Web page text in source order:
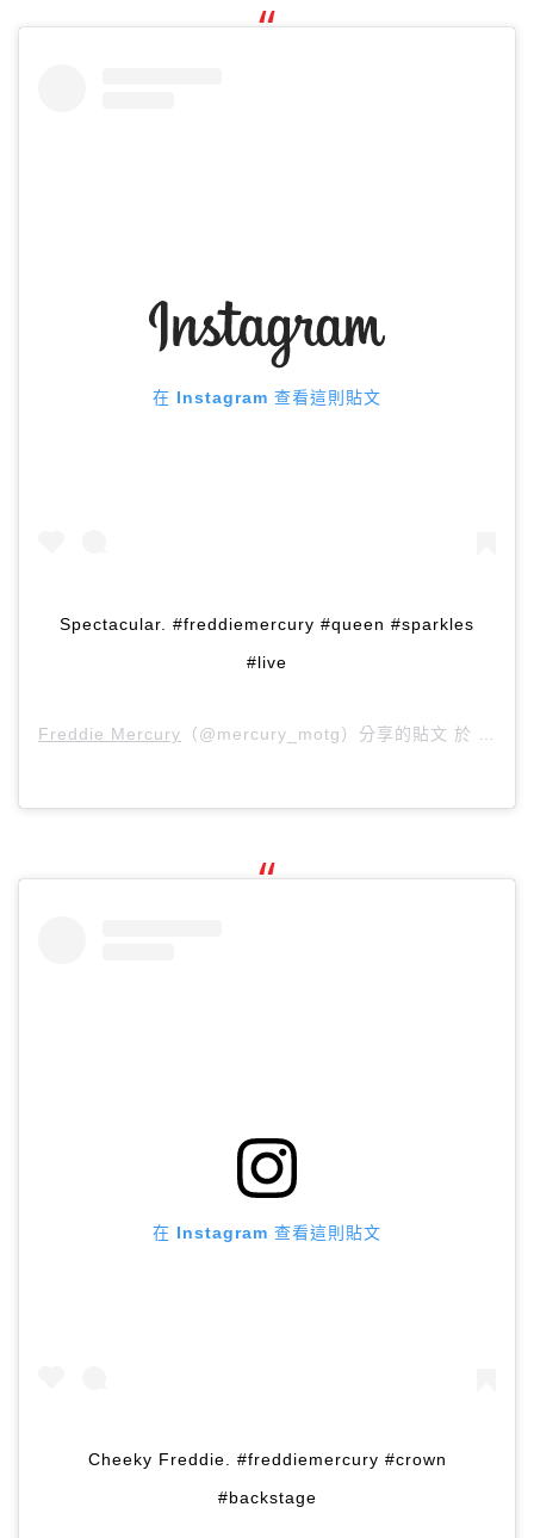
在 Instagram 查看這則貼文
Spectacular. #freddiemercury #queen #sparkles
#live
Freddie Mercury （@mercury_motg）分享的貼文 於
在 Instagram 查看這則貼文
Cheeky Freddie. #freddiemercury #crown
#backstage